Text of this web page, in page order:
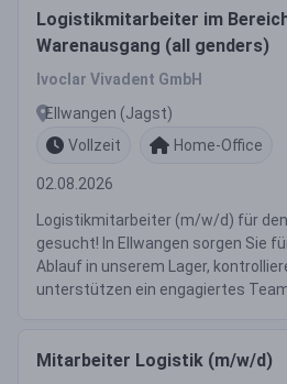
Logistikmitarbeiter im
Warenausgang (all genders)
Ivoclar Vivadent GmbH
Ellwangen (Jagst)
Vollzeit
Home-Office
02.08.2026
Logistikmitarbeiter (m/w/d) für
gesucht! In Ellwangen sorgen Sie
Ablauf in unserem Lager,
unterstützen ein engagiertes
Mitarbeiter Logistik (m/w/d)